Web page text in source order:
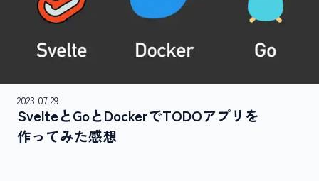
2023 07 29
Svelteと​Goと​Dockerで​TODOアプリを​
作ってみた​感想